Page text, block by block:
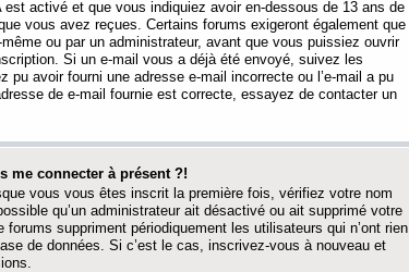
activé et que vous indiquiez avoir en-dessous de 13 ans de
vous avez reçues. Certains forums exigeront également que
ou par un administrateur, avant que vous puissiez ouvrir
Si un e-mail vous a déjà été envoyé, suivez les
avoir fourni une adresse e-mail incorrecte ou l’e-mail a pu
de e-mail fournie est correcte, essayez de contacter un
me connecter à présent ?!
vous vous êtes inscrit la première fois, vérifiez votre nom
qu’un administrateur ait désactivé ou ait supprimé votre
suppriment périodiquement les utilisateurs qui n’ont rien
de données. Si c’est le cas, inscrivez-vous à nouveau et